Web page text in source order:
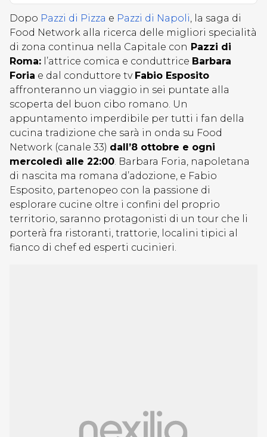
Dopo Pazzi di Pizza e Pazzi di Napoli, la saga di
Food Network alla ricerca delle migliori specialità
di zona continua nella Capitale con Pazzi di
Roma: l’attrice comica e conduttrice Barbara
Foria e dal conduttore tv Fabio Esposito
affronteranno un viaggio in sei puntate alla
scoperta del buon cibo romano. Un
appuntamento imperdibile per tutti i fan della
cucina tradizione che sarà in onda su Food
Network (canale 33) dall’8 ottobre e ogni
mercoledì alle 22:00. Barbara Foria, napoletana
di nascita ma romana d’adozione, e Fabio
Esposito, partenopeo con la passione di
esplorare cucine oltre i confini del proprio
territorio, saranno protagonisti di un tour che li
porterà fra ristoranti, trattorie, localini tipici al
fianco di chef ed esperti cucinieri.